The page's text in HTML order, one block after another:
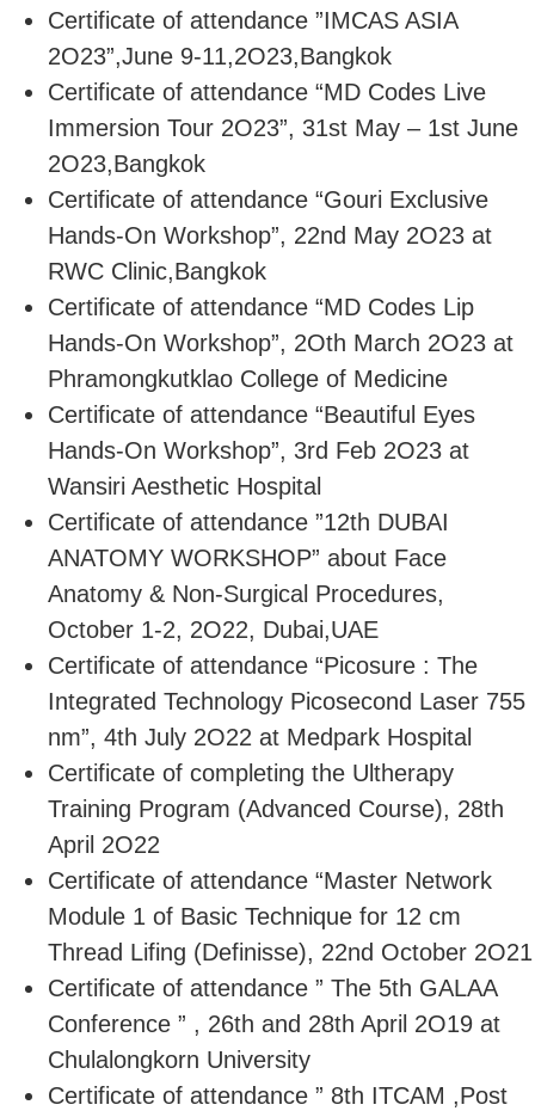
Certificate of attendance ”IMCAS ASIA
2O23”,June 9-11,2O23,Bangkok
Certificate of attendance “MD Codes Live
Immersion Tour 2O23”, 31st May – 1st June
2O23,Bangkok
Certificate of attendance “Gouri Exclusive
Hands-On Workshop”, 22nd May 2O23 at
RWC Clinic,Bangkok
Certificate of attendance “MD Codes Lip
Hands-On Workshop”, 2Oth March 2O23 at
Phramongkutklao College of Medicine
Certificate of attendance “Beautiful Eyes
Hands-On Workshop”, 3rd Feb 2O23 at
Wansiri Aesthetic Hospital
Certificate of attendance ”12th DUBAI
ANATOMY WORKSHOP” about Face
Anatomy & Non-Surgical Procedures,
October 1-2, 2O22, Dubai,UAE
Certificate of attendance “Picosure : The
Integrated Technology Picosecond Laser 755
nm”, 4th July 2O22 at Medpark Hospital
Certificate of completing the Ultherapy
Training Program (Advanced Course), 28th
April 2O22
Certificate of attendance “Master Network
Module 1 of Basic Technique for 12 cm
Thread Lifing (Definisse), 22nd October 2O21
Certificate of attendance ” The 5th GALAA
Conference ” , 26th and 28th April 2O19 at
Chulalongkorn University
Certificate of attendance ” 8th ITCAM ,Post